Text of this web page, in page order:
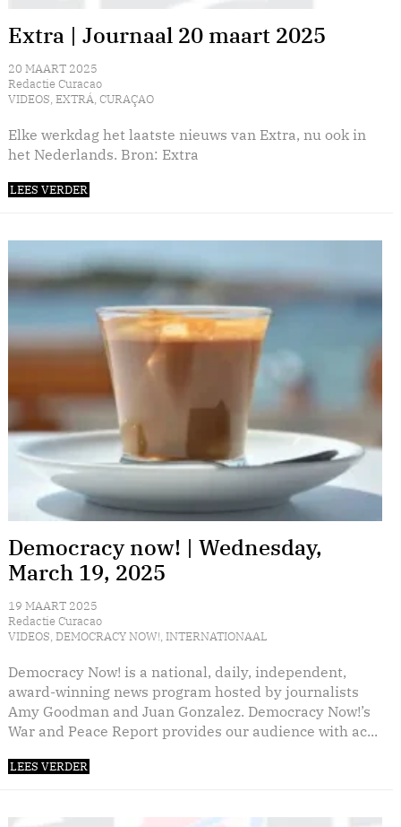
Extra | Journaal 20 maart 2025
20 MAART 2025
Redactie Curacao
VIDEOS, EXTRÁ, CURAÇAO
Elke werkdag het laatste nieuws van Extra, nu ook in
het Nederlands. Bron: Extra
LEES VERDER
Democracy now! | Wednesday,
March 19, 2025
19 MAART 2025
Redactie Curacao
VIDEOS, DEMOCRACY NOW!, INTERNATIONAAL
Democracy Now! is a national, daily, independent,
award-winning news program hosted by journalists
Amy Goodman and Juan Gonzalez. Democracy Now!’s
War and Peace Report provides our audience with ac...
LEES VERDER